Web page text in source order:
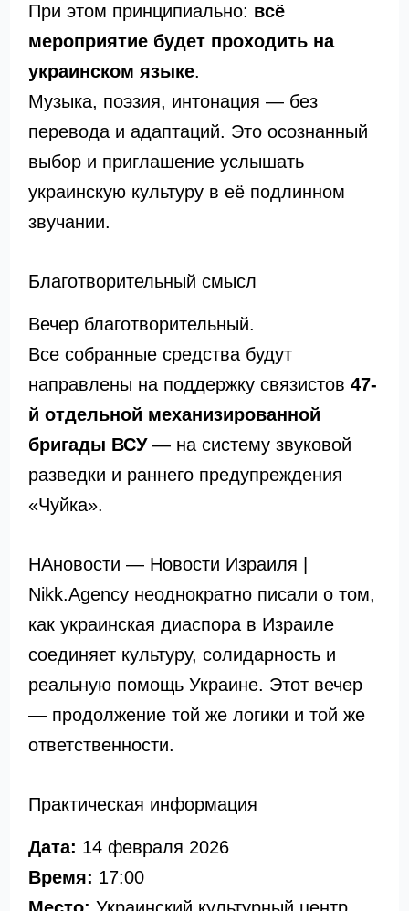
При этом принципиально: всё
мероприятие будет проходить на
украинском языке.
Музыка, поэзия, интонация — без
перевода и адаптаций. Это осознанный
выбор и приглашение услышать
украинскую культуру в её подлинном
звучании.
Благотворительный смысл
Вечер благотворительный.
Все собранные средства будут
направлены на поддержку связистов 47-
й отдельной механизированной
бригады ВСУ— на систему звуковой
разведки и раннего предупреждения
«Чуйка».
НАновости — Новости Израиля |
Nikk.Agency неоднократно писали о том,
как украинская диаспора в Израиле
соединяет культуру, солидарность и
реальную помощь Украине. Этот вечер
— продолжение той же логики и той же
ответственности.
Практическая информация
Дата: 14 февраля 2026
Время: 17:00